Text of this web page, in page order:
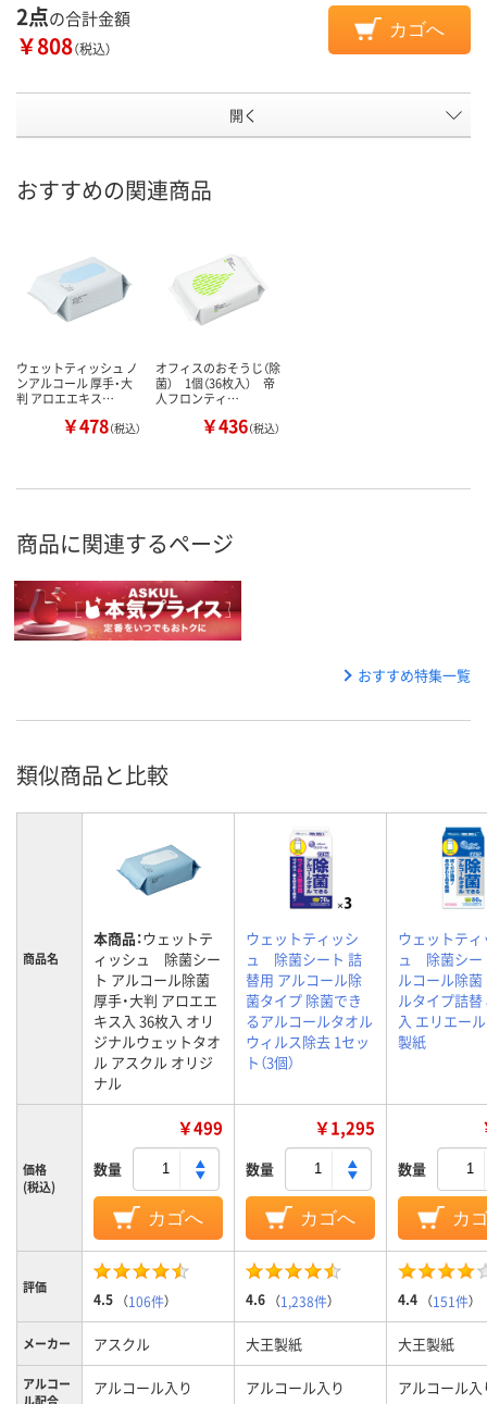
2点の合計金額
￥808（税込）
カゴへ
開く
おすすめの関連商品
ウェットティッシュ ノ
ンアルコール 厚手・大
判 アロエエキス…
￥478（税込）
オフィスのおそうじ（除
菌） 1個（36枚入） 帝
人フロンティ…
￥436（税込）
商品に関連するページ
おすすめ特集一覧
類似商品と比較
商品名
本商品：ウェットテ
ィッシュ 除菌シー
ト アルコール除菌
厚手・大判 アロエエ
キス入 36枚入 オリ
ジナルウェットタオ
ル アスクル オリジ
ナル
ウェットティッシ
ュ 除菌シート 詰
替用 アルコール除
菌タイプ 除菌でき
るアルコールタオル
ウィルス除去 1セッ
ト（3個）
ウェットティ
ュ 除菌シー
ルコール除菌
ルタイプ詰替
入 エリエー
製紙
価格
(税込)
￥499
数量
カゴへ
￥1,295
数量
カゴへ
数量
カ
評価
4.5 （106件） 4.6 （1,238件） 4.4 （151件）
メーカー アスクル 大王製紙 大王製紙
アルコー
アルコール入り アルコール入り アルコール入